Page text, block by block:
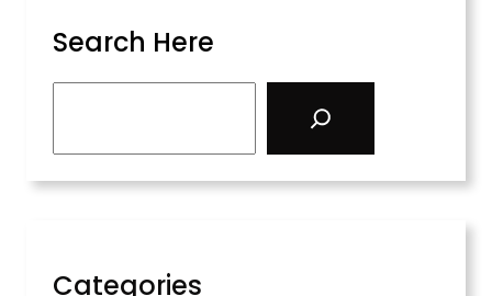
Search Here
Categories